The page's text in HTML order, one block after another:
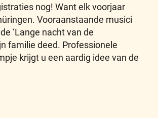
nog! Want elk voorjaar
Vooraanstaande musici
‘Lange nacht van de
familie deed. Professionele
krijgt u een aardig idee van de